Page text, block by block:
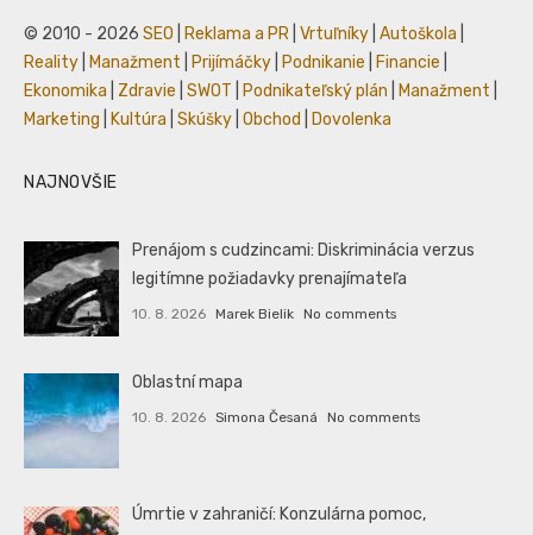
© 2010 - 2026 SEO Reklama a PR Vrtuľníky Autoškola
Reality
Manažment Prijímáčky Podnikanie Financie
Ekonomika
Zdravie SWOT Podnikateľský plán Manažment
Marketing
Kultúra Skúšky Obchod Dovolenka
NAJNOVŠIE
Prenájom s cudzincami: Diskriminácia verzus
legitímne požiadavky prenajímateľa
10. 8. 2026 Marek Bielik No comments
Oblastní mapa
10. 8. 2026 Simona Česaná No comments
Úmrtie v zahraničí: Konzulárna pomoc,